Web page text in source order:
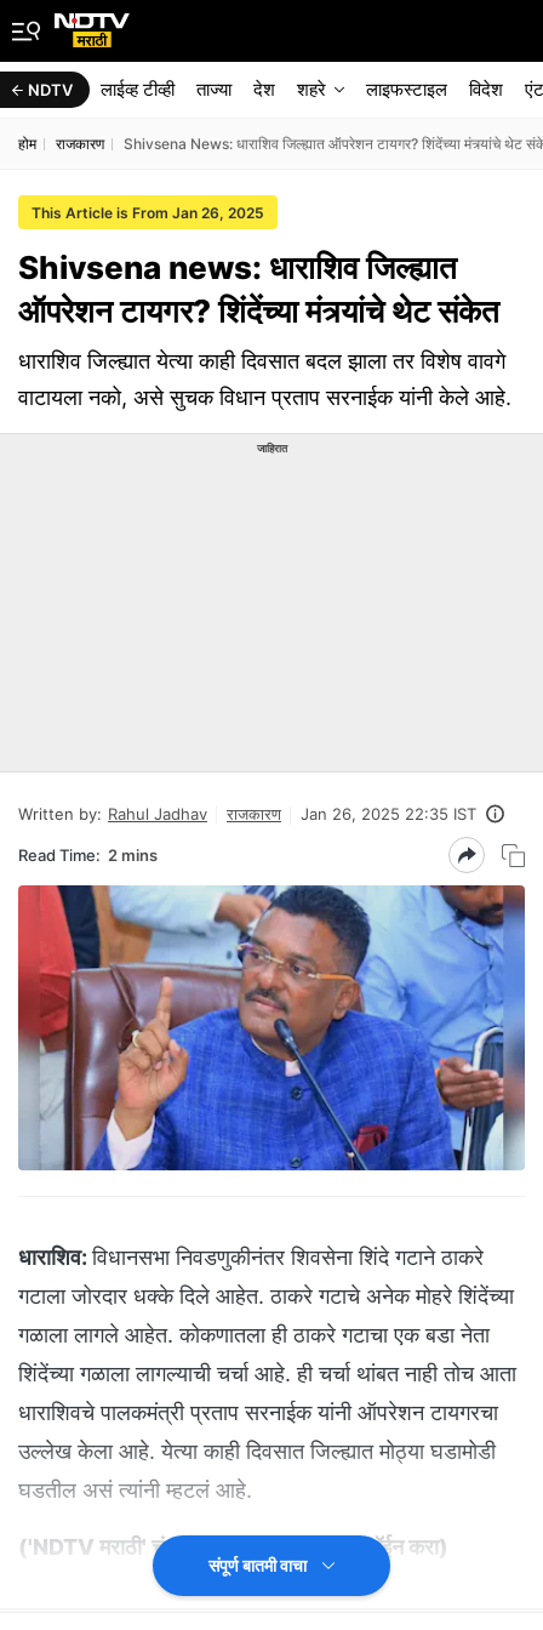
NDTV लाईव्ह टीव्ही ताज्या देश शहरे लाइफस्टाइल विदेश
होम राजकारण Shivsena News: धाराशिव जिल्ह्यात ऑपरेशन टायगर? शिंदेंच्या मंत्र्यांचे थेट
This Article is From Jan 26, 2025
Shivsena news: धाराशिव जिल्ह्यात
ऑपरेशन टायगर? शिंदेंच्या मंत्र्यांचे थेट संकेत
धाराशिव जिल्ह्यात येत्या काही दिवसात बदल झाला तर विशेष वावगे
वाटायला नको, असे सुचक विधान प्रताप सरनाईक यांनी केले आहे.
जाहिरात
Written by: Rahul Jadhav राजकारण Jan 26, 2025 22:35 IST
Read Time: 2 mins
धाराशिव: विधानसभा निवडणुकीनंतर शिवसेना शिंदे गटाने ठाकरे
गटाला जोरदार धक्के दिले आहेत. ठाकरे गटाचे अनेक मोहरे शिंदेंच्या
गळाला लागले आहेत. कोकणातला ही ठाकरे गटाचा एक बडा नेता
शिंदेंच्या गळाला लागल्याची चर्चा आहे. ही चर्चा थांबत नाही तोच आता
धाराशिवचे पालकमंत्री प्रताप सरनाईक यांनी ऑपरेशन टायगरचा
उल्लेख केला आहे. येत्या काही दिवसात जिल्ह्यात मोठ्या घडामोडी
घडतील असं त्यांनी म्हटलं आहे.
('NDTV मराठी' चं अधिकृत व्हॉट्सअ‍ॅप चॅनल जॉईन करा)
धाराशिव जिल्ह्यात येत्या काही दिवसात बदल झाला तर विशेष वावगे
संपूर्ण बातमी वाचा